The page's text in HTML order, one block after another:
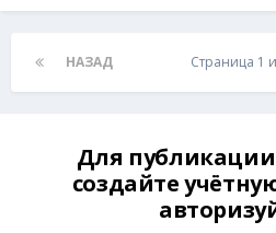
НАЗАД Страница 1
Для
создайте